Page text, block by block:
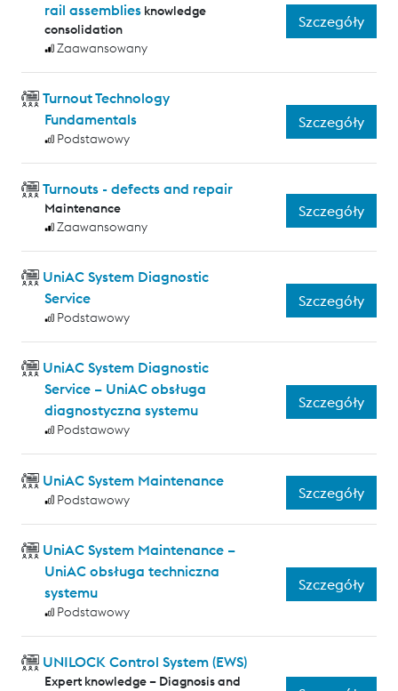
rail assemblies knowledge
consolidation
Zaawansowany
Szczegóły
Turnout Technology
Fundamentals
Podstawowy
Szczegóły
Turnouts - defects and repair
Maintenance
Zaawansowany
Szczegóły
UniAC System Diagnostic
Service
Podstawowy
Szczegóły
UniAC System Diagnostic
Service – UniAC obsługa
diagnostyczna systemu
Podstawowy
Szczegóły
UniAC System Maintenance
Podstawowy Szczegóły
UniAC System Maintenance –
UniAC obsługa techniczna
systemu
Podstawowy
Szczegóły
UNILOCK Control System (EWS)
Expert knowledge – Diagnosis and